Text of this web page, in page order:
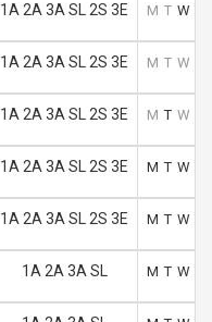
1A 2A 3A SL 2S 3E M T W
1A 2A 3A SL 2S 3E M T W
1A 2A 3A SL 2S 3E M T W
1A 2A 3A SL 2S 3E M T W
1A 2A 3A SL 2S 3E M T W
1A 2A 3A SL M T W